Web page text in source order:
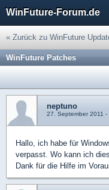
WinFuture-Forum.de
« Zurück zu WinFuture
WinFuture Patches
neptuno
27. September 2011 -
Hallo, ich habe für
verpasst. Wo kann ich
Dank für die Hilfe im